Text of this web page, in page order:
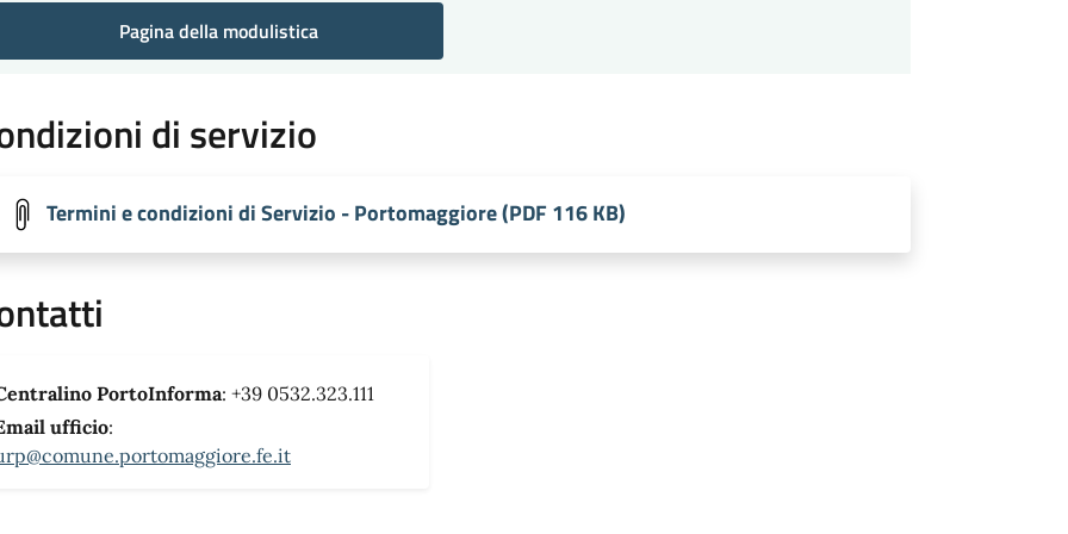
Pagina della modulistica
di servizio
Termini e condizioni di Servizio - Portomaggiore (PDF 116 KB)
PortoInforma: +39 0532.323.111
ufficio: